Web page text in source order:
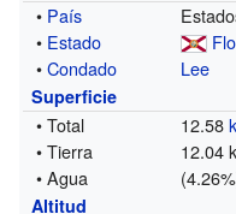
• País
• Estado
•Condado Lee
Superficie
• Total 12.58
• Tierra
12.04
• Agua
Altitud